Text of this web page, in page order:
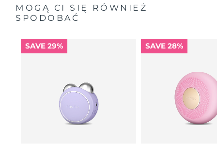
MOGĄ CI SIĘ RÓWNIEŻ
SPODOBAĆ
SAVE 29% SAVE 28%